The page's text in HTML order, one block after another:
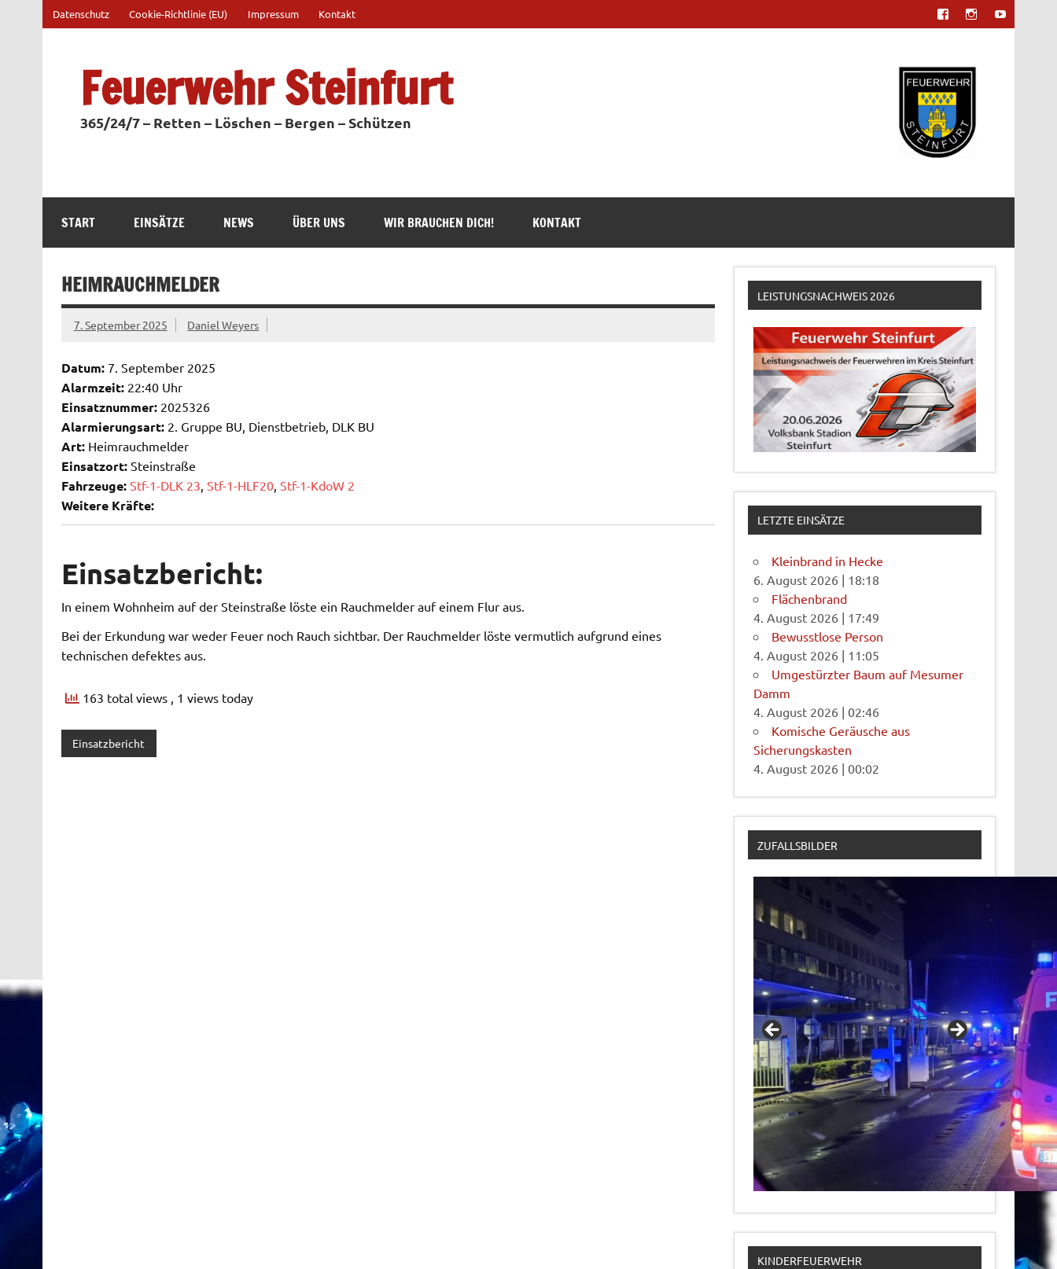
springen
Datenschutz Cookie-Richtlinie (EU) Impressum Kontakt
Feuerwehr Steinfurt
365/24/7 – Retten – Löschen – Bergen – Schützen
START EINSÄTZE NEWS ÜBER UNS WIR BRAUCHEN DICH! KONTAKT
HEIMRAUCHMELDER
7. September 2025 Daniel Weyers
Datum:7. September 2025
Alarmzeit:22:40 Uhr
Einsatznummer:2025326
Alarmierungsart:2. Gruppe BU, Dienstbetrieb, DLK BU
Art:Heimrauchmelder
Einsatzort:Steinstraße
Fahrzeuge: Stf-1-DLK 23, Stf-1-HLF20, Stf-1-KdoW 2
Weitere Kräfte:
Einsatzbericht:
In einem Wohnheim auf der Steinstraße löste ein Rauchmelder auf einem Flur aus.
Bei der Erkundung war weder Feuer noch Rauch sichtbar. Der Rauchmelder löste vermutlich aufgrund eines
technischen defektes aus.
163 total views , 1 views today
Einsatzbericht
LEISTUNGSNACHWEIS 2026
LETZTE EINSÄTZE
Kleinbrand in Hecke
6. August 2026 | 18:18
Flächenbrand
4. August 2026 | 17:49
Bewusstlose Person
4. August 2026 | 11:05
Umgestürzter Baum auf Mesumer
Damm
4. August 2026 |02:46
Komische Geräusche aus
Sicherungskasten
4. August 2026 |00:02
ZUFALLSBILDER
KINDERFEUERWEHR